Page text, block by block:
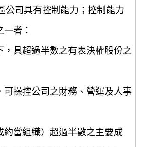
公司具有控制能力；控制能力
者：
，具超過半數之有表決權股份之
可操控公司之財務、營運及人事
約當組織）超過半數之主要成